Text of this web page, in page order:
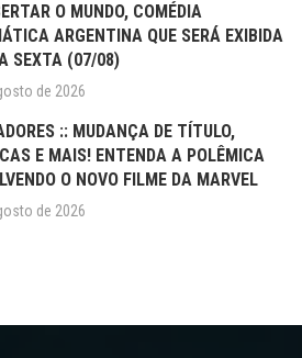
O MUNDO, COMÉDIA
ARGENTINA QUE SERÁ EXIBIDA
SEXTA (07/08)
de 2026
:: MUDANÇA DE TÍTULO,
E MAIS! ENTENDA A POLÊMICA
O NOVO FILME DA MARVEL
de 2026